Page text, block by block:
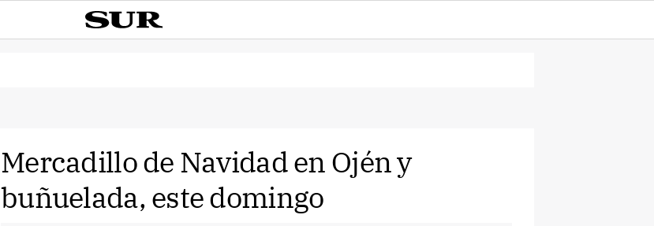
Mercadillo de Navidad en Ojén y
buñuelada, este domingo